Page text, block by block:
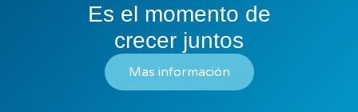
Es el momento de
crecer juntos
Mas información